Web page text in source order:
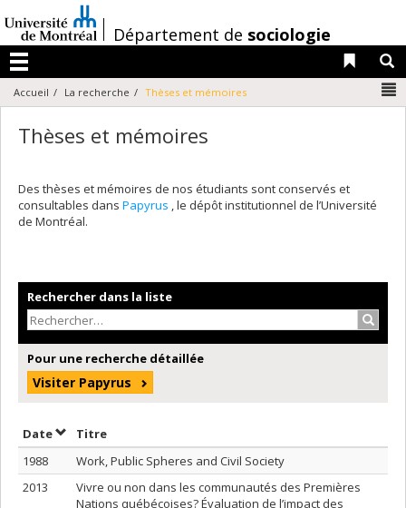
au
contenu
/Département de sociologie
Menu
Liens
Accueil La recherche Thèses et mémoires
Thèses et mémoires
Des thèses et mémoires de nos étudiants sont conservés et
consultables dans Papyrus , le dépôt institutionnel de l’Université
de Montréal.
Rechercher dans la liste
Pour une recherche détaillée
Visiter Papyrus
DateTrier par date en ordre décroissant
Titre
1988
Work, Public Spheres and Civil Society
2013
Vivre ou non dans les communautés des Premières
Nations québécoises? Évaluation de l’impact des